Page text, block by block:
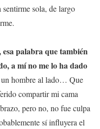
sentirme sola, de largo
palabra que también
a mí no me lo ha dado
un hombre al lado… Que
compartir mi cama
pero no, no fue culpa
sí influyera el